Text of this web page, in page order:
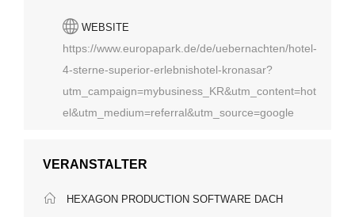
WEBSITE
https://www.europapark.de/de/uebernachten/hotel-
4-sterne-superior-erlebnishotel-kronasar?
utm_campaign=mybusiness_KR&utm_content=hot
el&utm_medium=referral&utm_source=google
VERANSTALTER
HEXAGON PRODUCTION SOFTWARE DACH